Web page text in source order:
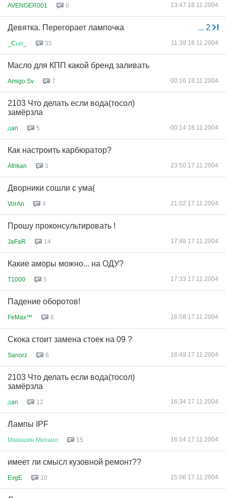
AVENGER001 0 13:47 18.11.2004
... 2
Девятка. Перегорает лампочка
_Cью 35 11:39 18.11.2004
Масло для КПП какой бренд заливать
Amigo Sv 7 00:16 18.11.2004
2103 Что делать если вода(тосол)
замёрзла
дan 5 00:14 18.11.2004
Как настроить карбюратор?
Afrikan 3 23:50 17.11.2004
Дворники сошли с ума(
VorAn 4 21:02 17.11.2004
Прошу проконсультировать !
JaFaR 14 17:49 17.11.2004
Какие аморы можно... на ОДУ?
T1000 5 17:33 17.11.2004
Падение оборотов!
FeMax™ 6 16:58 17.11.2004
Скока стоит замена стоек на 09 ?
Sanorz 6 16:49 17.11.2004
2103 Что делать если вода(тосол)
замёрзла
дan 12 16:34 17.11.2004
Лампы IPF
Макашин Михаил 15 16:14 17.11.2004
имеет ли смысл кузовной ремонт??
EvgE 10 15:06 17.11.2004